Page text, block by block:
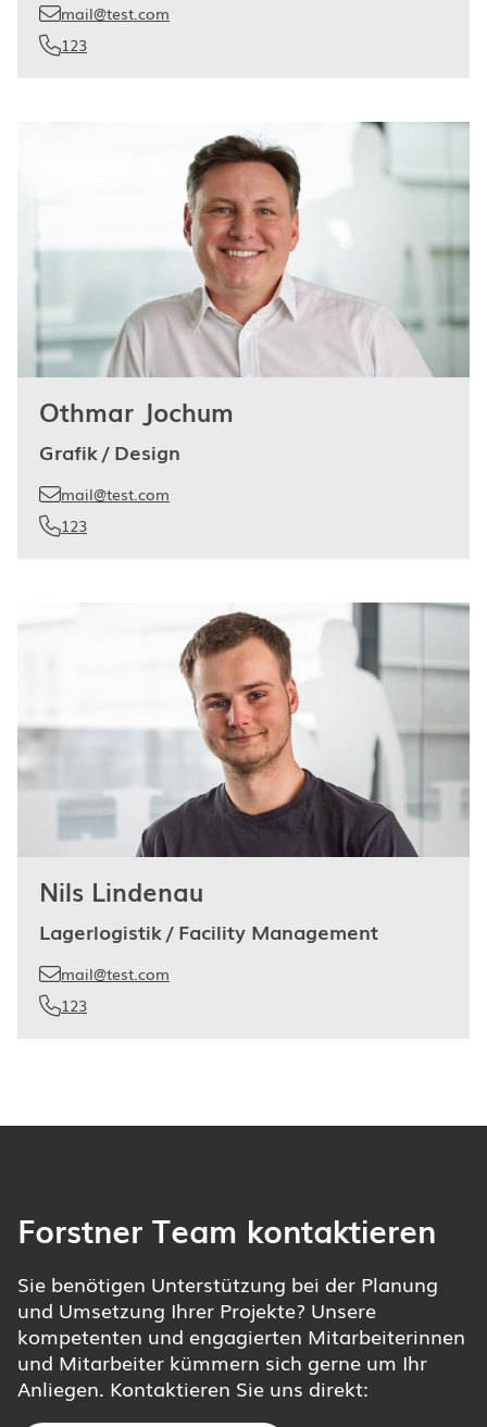
mail@test.com
123
Othmar Jochum
Grafik / Design
mail@test.com
123
Nils Lindenau
Lagerlogistik / Facility Management
mail@test.com
123
Forstner Team kontaktieren
Sie benötigen Unterstützung bei der Planung
und Umsetzung Ihrer Projekte? Unsere
kompetenten und engagierten Mitarbeiterinnen
und Mitarbeiter kümmern sich gerne um Ihr
Anliegen. Kontaktieren Sie uns direkt: